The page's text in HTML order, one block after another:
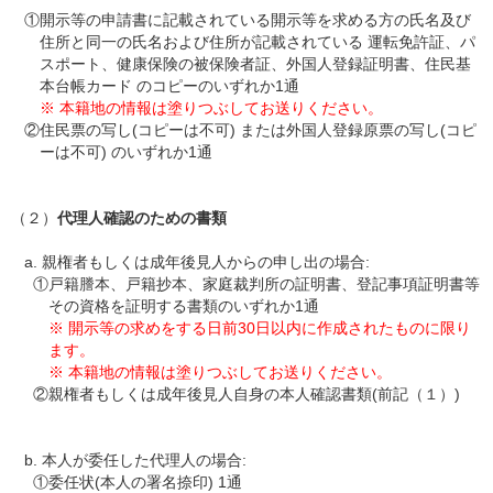
①開示等の申請書に記載されている開示等を求める方の氏名及び
住所と同一の氏名および住所が記載されている 運転免許証、パ
スポート、健康保険の被保険者証、外国人登録証明書、住民基
本台帳カード のコピーのいずれか1通
※ 本籍地の情報は塗りつぶしてお送りください。
②住民票の写し(コピーは不可) または外国人登録原票の写し(コピ
ーは不可) のいずれか1通
（２） 代理人確認のための書類
a. 親権者もしくは成年後見人からの申し出の場合:
①戸籍謄本、戸籍抄本、家庭裁判所の証明書、登記事項証明書等
その資格を証明する書類のいずれか1通
※ 開示等の求めをする日前30日以内に作成されたものに限り
ます。
※ 本籍地の情報は塗りつぶしてお送りください。
②親権者もしくは成年後見人自身の本人確認書類(前記（１）)
b. 本人が委任した代理人の場合:
①委任状(本人の署名捺印) 1通